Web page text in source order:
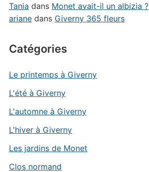
Tania dans Monet avait-il un albizia ?
arianedans Giverny 365 fleurs
Catégories
Le printemps à Giverny
L'été à Giverny
L'automne à Giverny
L'hiver à Giverny
Les jardins de Monet
Clos normand